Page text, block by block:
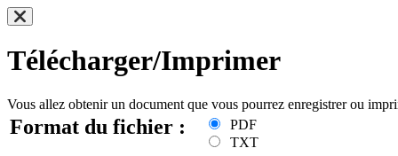
Télécharger/Imprimer
Vous allez obtenir un document que vous pourrez enregistrer ou
Format du fichier :
PDF
TXT